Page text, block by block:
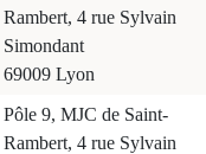
Rambert, 4 rue Sylvain
Simondant
69009 Lyon
Pôle 9, MJC de Saint-
Rambert, 4 rue Sylvain